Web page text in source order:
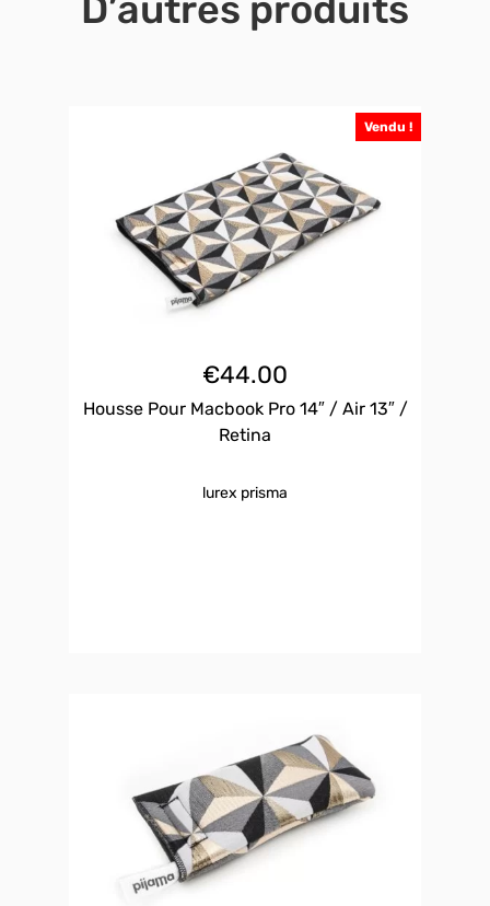
D’autres produits
Vendu !
€44.00
Housse Pour Macbook Pro 14″ / Air 13″ /
Retina
lurex prisma